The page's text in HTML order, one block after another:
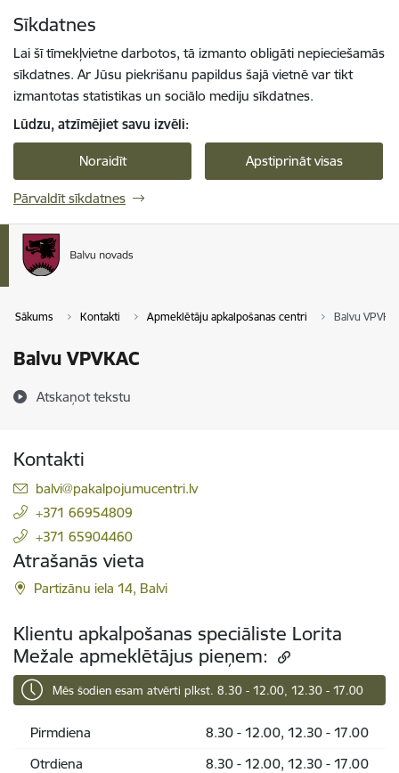
Sīkdatnes
Lai šī tīmekļvietne darbotos, tā izmanto obligāti nepieciešamās
sīkdatnes. Ar Jūsu piekrišanu papildus šajā vietnē var tikt
izmantotas statistikas un sociālo mediju sīkdatnes.
Lūdzu, atzīmējiet savu izvēli:
Noraidīt Apstiprināt visas
Pārvaldīt sīkdatnes
Sākums Kontakti Apmeklētāju apkalpošanas centri Balvu
Balvu VPVKAC
Atskaņot tekstu
Kontakti
E-pasts:
balvi@pakalpojumucentri.lv
+371 66954809
+371 65904460
Atrašanās vieta
Partizānu iela 14, Balvi
Klientu apkalpošanas speciāliste Lorita
Mežale apmeklētājus pieņem:
Mēs šodien esam atvērti plkst. 8.30 - 12.00, 12.30 - 17.00
Pirmdiena
8.30 - 12.00, 12.30 - 17.00
Otrdiena
8.30 - 12.00, 12.30 - 17.00